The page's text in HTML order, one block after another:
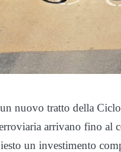
nuovo tratto della
arrivano fino
un investimento